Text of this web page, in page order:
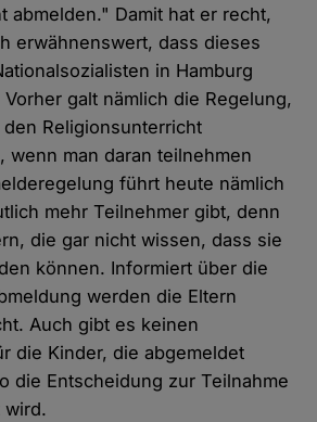
abmelden." Damit hat er recht,
erwähnenswert, dass dieses
in Hamburg
galt nämlich die Regelung,
Religionsunterricht
wenn man daran teilnehmen
führt heute nämlich
mehr Teilnehmer gibt, denn
die gar nicht wissen, dass sie
können. Informiert über die
werden die Eltern
Auch gibt es keinen
die Kinder, die abgemeldet
die Entscheidung zur Teilnahme
wird.